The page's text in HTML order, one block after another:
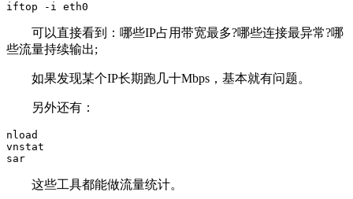
iftop -i eth0
可以直接看到：哪些IP占用带宽最多?哪些连接最异常?哪
些流量持续输出;
如果发现某个IP长期跑几十Mbps，基本就有问题。
另外还有：
nload
vnstat
sar
这些工具都能做流量统计。